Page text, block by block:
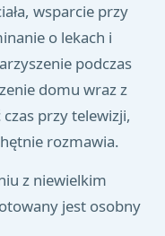
wsparcie przy
o lekach i
podczas
domu wraz z
przy telewizji,
rozmawia.
z niewielkim
jest osobny